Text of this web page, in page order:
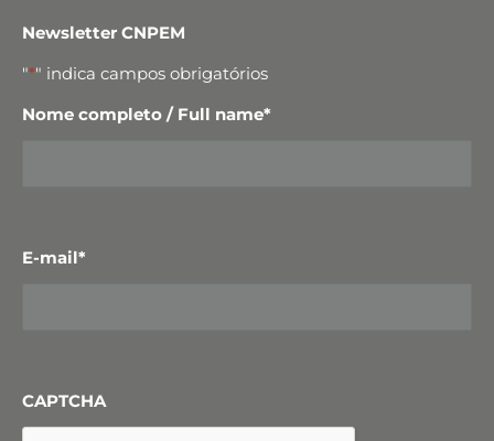
Newsletter CNPEM
"*" indica campos obrigatórios
Nome completo / Full name*
E-mail*
CAPTCHA